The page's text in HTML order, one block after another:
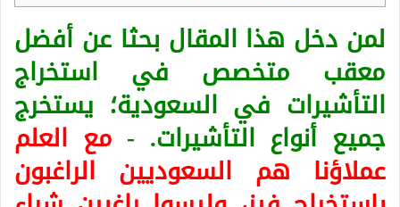
لمن دخل هذا المقال بحثا عن أفضل
معقب متخصص في استخراج
التأشيرات في السعودية؛ يستخرج
جميع أنواع التأشيرات. - مع العلم
عملاؤنا هم السعوديين الراغبون